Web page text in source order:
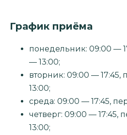
График приёма
понедельник: 09:00 —
— 13:00;
вторник: 09:00 — 17:45,
13:00;
среда: 09:00 — 17:45,
четверг: 09:00 — 17:45,
13:00;